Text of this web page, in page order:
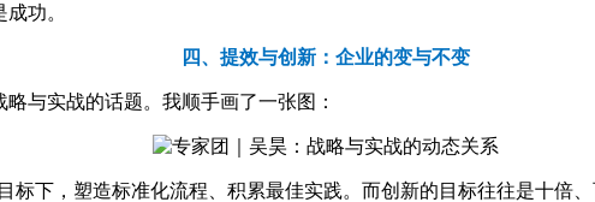
功。
四、 提效与创新：企业的变与不变
与实战的话题。我顺手画了一张图：
标下，塑造标准化流程、积累最佳实践。 而创新的目标往往是十倍